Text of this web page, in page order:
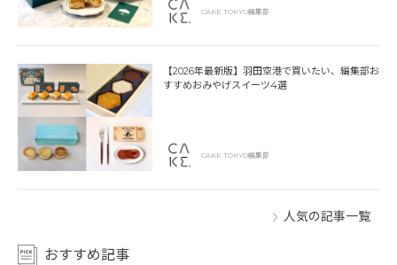
CAKE.TOKYO編集部
【2026年最新版】羽田空港で買いたい、編集部お
すすめおみやげスイーツ4選
CAKE.TOKYO編集部
人気の記事一覧
おすすめ記事